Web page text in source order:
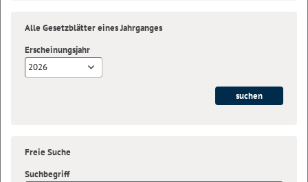
Alle Gesetzblätter eines Jahrganges
Erscheinungsjahr
2026
Freie Suche
Suchbegriff